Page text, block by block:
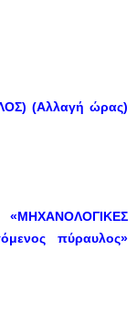
(Αλλαγή ώρας)
πύραυλος»